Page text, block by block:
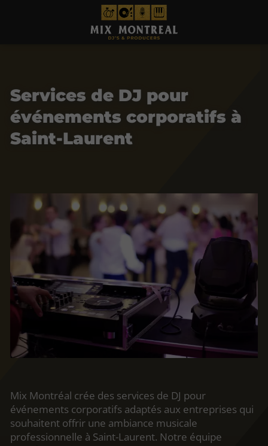
Services de DJ pour
événements corporatifs à
Saint-Laurent
Mix Montréal crée des services de DJ pour
événements corporatifs adaptés aux entreprises qui
souhaitent offrir une ambiance musicale
professionnelle à Saint-Laurent. Notre équipe